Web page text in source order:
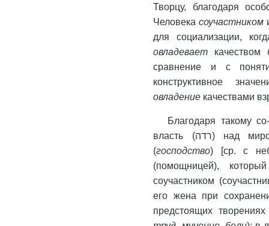
Творцу, благодаря
Человекасоучастником
для социализации,
овладевает качеством
сравнение и с
конструктивное
овладение качествами
Благодаря такому
власть (רדה) над миром, его окружающим, но и верховенство
(господство) [ср. с
(помощницей),
соучастником
его жена при